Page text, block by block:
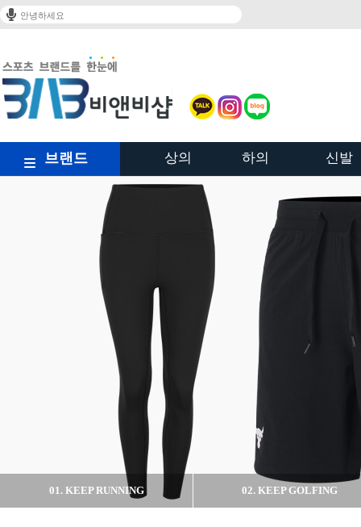
안녕하세요
브랜드 상의 하의 신발
/shop/shopbrand.html?xcode=023&type=Y
01. KEEP RUNNING 02. KEEP GOLFING